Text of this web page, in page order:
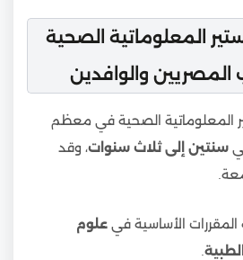
المعلوماتية الصحية
والوافدين
المعلوماتية الصحية في معظم
سنتين إلى ثلاث سنوات، وقد
المقررات الأساسية في علوم